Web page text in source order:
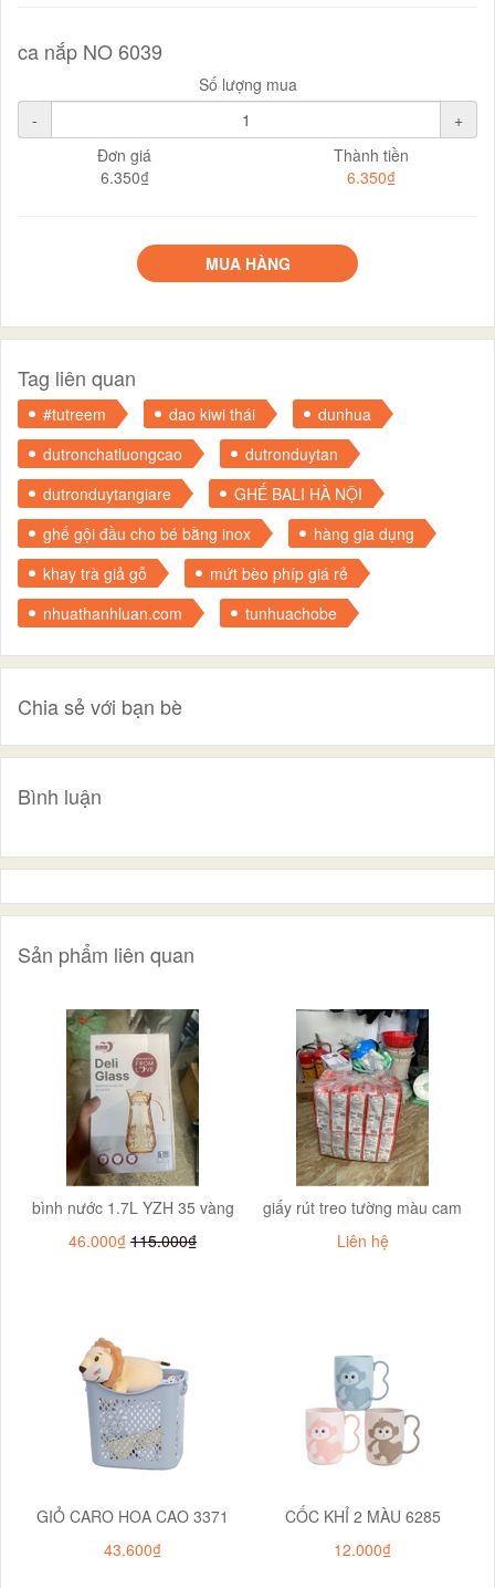
ca nắp NO 6039
Số lượng mua
-
+
Đơn giá
6.350₫
Thành tiền
6.350₫
MUA HÀNG
Tag liên quan
#tutreem dao kiwi thái
dunhua
dutronchatluongcao
dutronduytan
dutronduytangiare
GHẾ BALI HÀ NỘI
ghế gội đầu cho bé bằng inox
hàng gia dụng
khay trà giả gỗ
mứt bèo phíp giá rẻ
nhuathanhluan.com
tunhuachobe
Chia sẻ với bạn bè
Bình luận
Sản phẩm liên quan
bình nước 1.7L YZH 35 vàng
46.000₫ 115.000₫
giấy rút treo tường màu cam
Liên hệ
GIỎ CARO HOA CAO 3371
43.600₫
CỐC KHỈ 2 MÀU 6285
12.000₫